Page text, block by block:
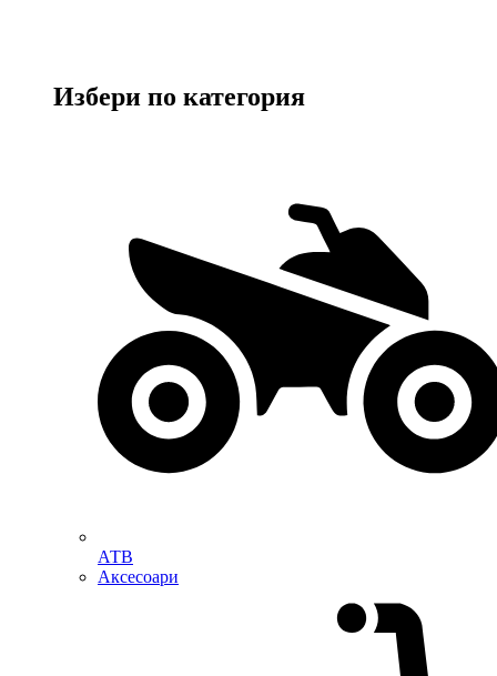
Избери по категория
АТВ
Аксесоари